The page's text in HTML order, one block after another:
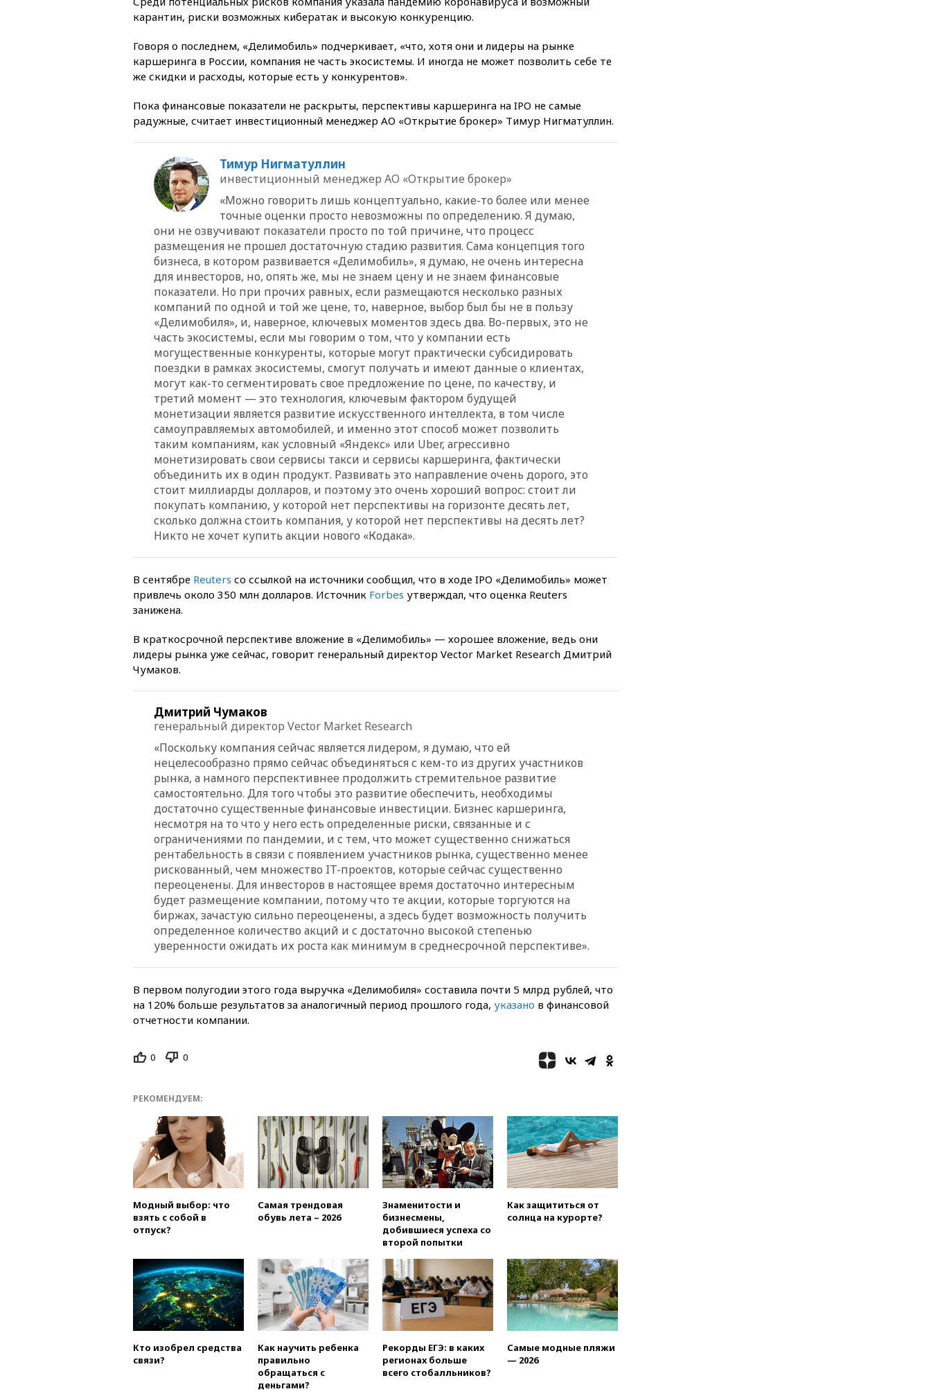
ракетах и системах Patriot
00:01Трамп заявил о
вчера, 23:28Слуцкий призвал
признать «Яблоко»
при падении деревьев во
время урагана
вчера, 22:55 В Москве в
пятницу ожидаются ливни
вчера, 22:35Винисиус
продлил контракт с «Реалом»
до 2032 года
вчера, 22:28Отказаться от
российского гражданства
станет значительно дороже
вчера, 22:20
гвардейскую десантно-
штурмовую дивизию
легендарной
вчера, 22:15
доклад о ситуации на
добропольском направлении
вчера, 21:58
признала нежелательным в
РФ американский Human
Rights Foundation
вчера, 21:35«Аэрофлот»
отменяет часть рейсов в Сочи
Европы в прыжках с 10-
метровой вышки
концессии строительства ж/д
в Армении
рекомендовать не посещать
Армению
вчера, 20:35ПВО за день
сбила еще 281 украинский
беспилотник над Россией
вчера, 20:27 Ямпольская
призвала оптимизировать
вузы
вчера, 20:15Минтранс
предложил оплачивать
защиту дорог от БПЛА из
средств на ремонт
вчера, 20:00Зеленский 8
августа посетит Сербию с
официальным визитом
вчера, 19:58В Госдуму будет
внесен законопроект об
отмене ЕГЭ
Вэнса на выборах 2028 года
вчера, 19:20Число ломбардов
в РФ превысило максимум
2022 года
вчера, 19:15Жуковский и
возобновили работу
вчера, 19:00
званий добровольцам
вчера, 18:50Euractiv: восток
Финляндии приходит в упадок
без российских туристов
вчера, 18:35 В Жуковском и
введены ограничения
вчера, 18:21
карантин, риски возможных кибератак и высокую конкуренцию.
Говоря о последнем, «Делимобиль» подчеркивает, «что, хотя они и лидеры на рынке
каршеринга в России, компания не часть экосистемы. И иногда не может позволить себе те
же скидки и расходы, которые есть у конкурентов».
Пока финансовые показатели не раскрыты, перспективы каршеринга на IPO не самые
радужные, считает инвестиционный менеджер АО «Открытие брокер» Тимур Нигматуллин.
Тимур Нигматуллин
инвестиционный менеджер АО «Открытие брокер»
«Можно говорить лишь концептуально, какие-то более или менее
точные оценки просто невозможны по определению. Я думаю,
они не озвучивают показатели просто по той причине, что процесс
размещения не прошел достаточную стадию развития. Сама концепция того
бизнеса, в котором развивается «Делимобиль», я думаю, не очень интересна
для инвесторов, но, опять же, мы не знаем цену и не знаем финансовые
показатели. Но при прочих равных, если размещаются несколько разных
компаний по одной и той же цене, то, наверное, выбор был бы не в пользу
«Делимобиля», и, наверное, ключевых моментов здесь два. Во-первых, это не
часть экосистемы, если мы говорим о том, что у компании есть
могущественные конкуренты, которые могут практически субсидировать
поездки в рамках экосистемы, смогут получать и имеют данные о клиентах,
могут как-то сегментировать свое предложение по цене, по качеству, и
третий момент — это технология, ключевым фактором будущей
монетизации является развитие искусственного интеллекта, в том числе
самоуправляемых автомобилей, и именно этот способ может позволить
таким компаниям, как условный «Яндекс» или Uber, агрессивно
монетизировать свои сервисы такси и сервисы каршеринга, фактически
объединить их в один продукт. Развивать это направление очень дорого, это
стоит миллиарды долларов, и поэтому это очень хороший вопрос: стоит ли
покупать компанию, у которой нет перспективы на горизонте десять лет,
сколько должна стоить компания, у которой нет перспективы на десять лет?
Никто не хочет купить акции нового «Кодака».
В сентябре Reuters со ссылкой на источники сообщил, что в ходе IPO «Делимобиль» может
привлечь около 350 млн долларов. Источник Forbes утверждал, что оценка Reuters
занижена.
В краткосрочной перспективе вложение в «Делимобиль» — хорошее вложение, ведь они
лидеры рынка уже сейчас, говорит генеральный директор Vector Market Research Дмитрий
Чумаков.
Дмитрий Чумаков
генеральный директор Vector Market Research
«Поскольку компания сейчас является лидером, я думаю, что ей
нецелесообразно прямо сейчас объединяться с кем-то из других участников
рынка, а намного перспективнее продолжить стремительное развитие
самостоятельно. Для того чтобы это развитие обеспечить, необходимы
достаточно существенные финансовые инвестиции. Бизнес каршеринга,
несмотря на то что у него есть определенные риски, связанные и с
ограничениями по пандемии, и с тем, что может существенно снижаться
рентабельность в связи с появлением участников рынка, существенно менее
рискованный, чем множество IT-проектов, которые сейчас существенно
переоценены. Для инвесторов в настоящее время достаточно интересным
будет размещение компании, потому что те акции, которые торгуются на
биржах, зачастую сильно переоценены, а здесь будет возможность получить
определенное количество акций и с достаточно высокой степенью
уверенности ожидать их роста как минимум в среднесрочной перспективе».
В первом полугодии этого года выручка «Делимобиля» составила почти 5 млрд рублей, что
на 120% больше результатов за аналогичный период прошлого года, указано в финансовой
отчетности компании.
0 0
РЕКОМЕНДУЕМ:
Модный выбор: что
взять с собой в
отпуск?
Самая трендовая
обувь лета – 2026
Знаменитости и
бизнесмены,
добившиеся успеха со
второй попытки
Как защититься от
солнца на курорте?
Кто изобрел средства
связи?
Как научить ребенка
правильно
обращаться с
деньгами?
Рекорды ЕГЭ: в каких
регионах больше
всего стобалльников?
Самые модные пляжи
— 2026